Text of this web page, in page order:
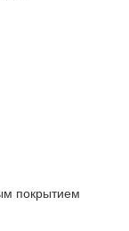
покрытием